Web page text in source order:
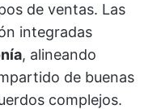
de ventas. Las
integradas
, alineando
de buenas
complejos.